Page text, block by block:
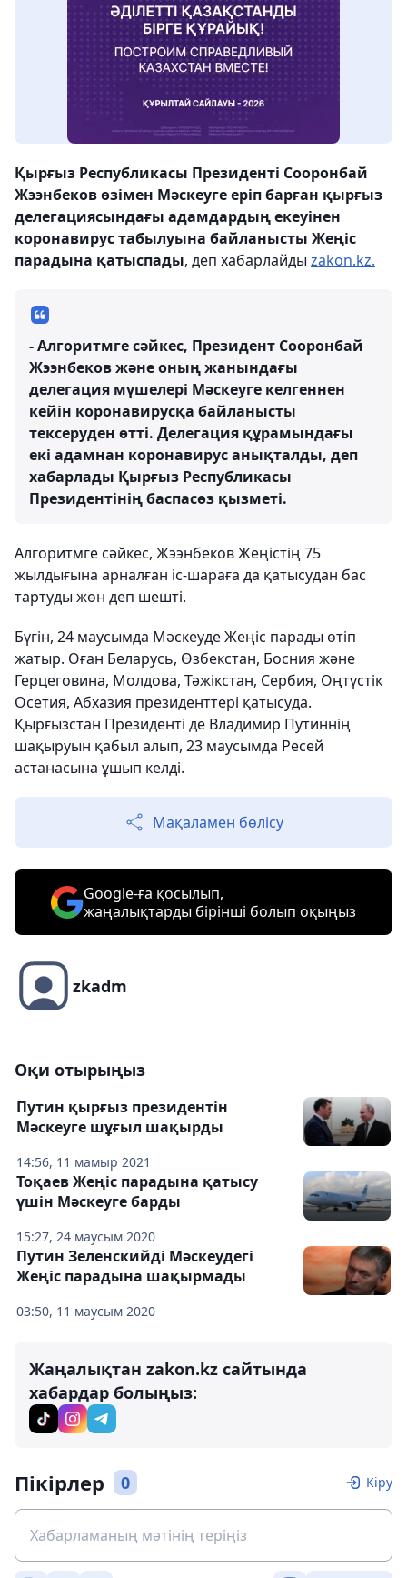
Қырғыз Республикасы Президенті Сооронбай
Жээнбеков өзімен Мәскеуге еріп барған қырғыз
делегациясындағы адамдардың екеуінен
коронавирус табылуына байланысты Жеңіс
парадына қатыспады, деп хабарлайды zakon.kz.
- Алгоритмге сәйкес, Президент Сооронбай
Жээнбеков және оның жанындағы
делегация мүшелері Мәскеуге келгеннен
кейін коронавирусқа байланысты
тексеруден өтті. Делегация құрамындағы
екі адамнан коронавирус анықталды, деп
хабарлады Қырғыз Республикасы
Президентінің баспасөз қызметі.
Алгоритмге сәйкес, Жээнбеков Жеңістің 75
жылдығына арналған іс-шараға да қатысудан бас
тартуды жөн деп шешті.
Бүгін, 24 маусымда Мәскеуде Жеңіс парады өтіп
жатыр. Оған Беларусь, Өзбекстан, Босния және
Герцеговина, Молдова, Тәжікстан, Сербия, Оңтүстік
Осетия, Абхазия президенттері қатысуда.
Қырғызстан Президенті де Владимир Путиннің
шақыруын қабыл алып, 23 маусымда Ресей
астанасына ұшып келді.
Мақаламен бөлісу
Google-ға қосылып,
жаңалықтарды бірінші болып оқыңыз
zkadm
Оқи отырыңыз
14:56, 11 мамыр 2021
Путин қырғыз президентін
Мәскеуге шұғыл шақырды
15:27, 24 маусым 2020
Тоқаев Жеңіс парадына қатысу
үшін Мәскеуге барды
03:50, 11 маусым 2020
Путин Зеленскийді Мәскеудегі
Жеңіс парадына шақырмады
Жаңалықтан zakon.kz сайтында
хабардар болыңыз:
Пікірлер 0 Кіру